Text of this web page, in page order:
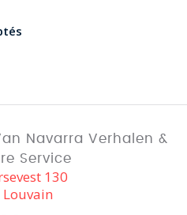
Navarra Verhalen &
Service
130